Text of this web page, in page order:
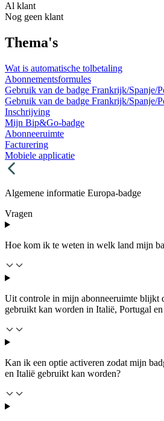
Al klant
Nog geen klant
Thema's
Wat is automatische tolbetaling
Abonnementsformules
Gebruik van de badge Frankrijk/Spanje/
Gebruik van de badge Frankrijk/Spanje/
Inschrijving
Mijn Bip&Go-badge
Abonneeruimte
Facturering
Mobiele applicatie
Algemene informatie Europa-badge
Vragen
Hoe kom ik te weten in welk land mijn
Uit controle in mijn abonneeruimte blijkt
gebruikt kan worden in Italië, Portugal
Kan ik een optie activeren zodat mijn
en Italië gebruikt kan worden?